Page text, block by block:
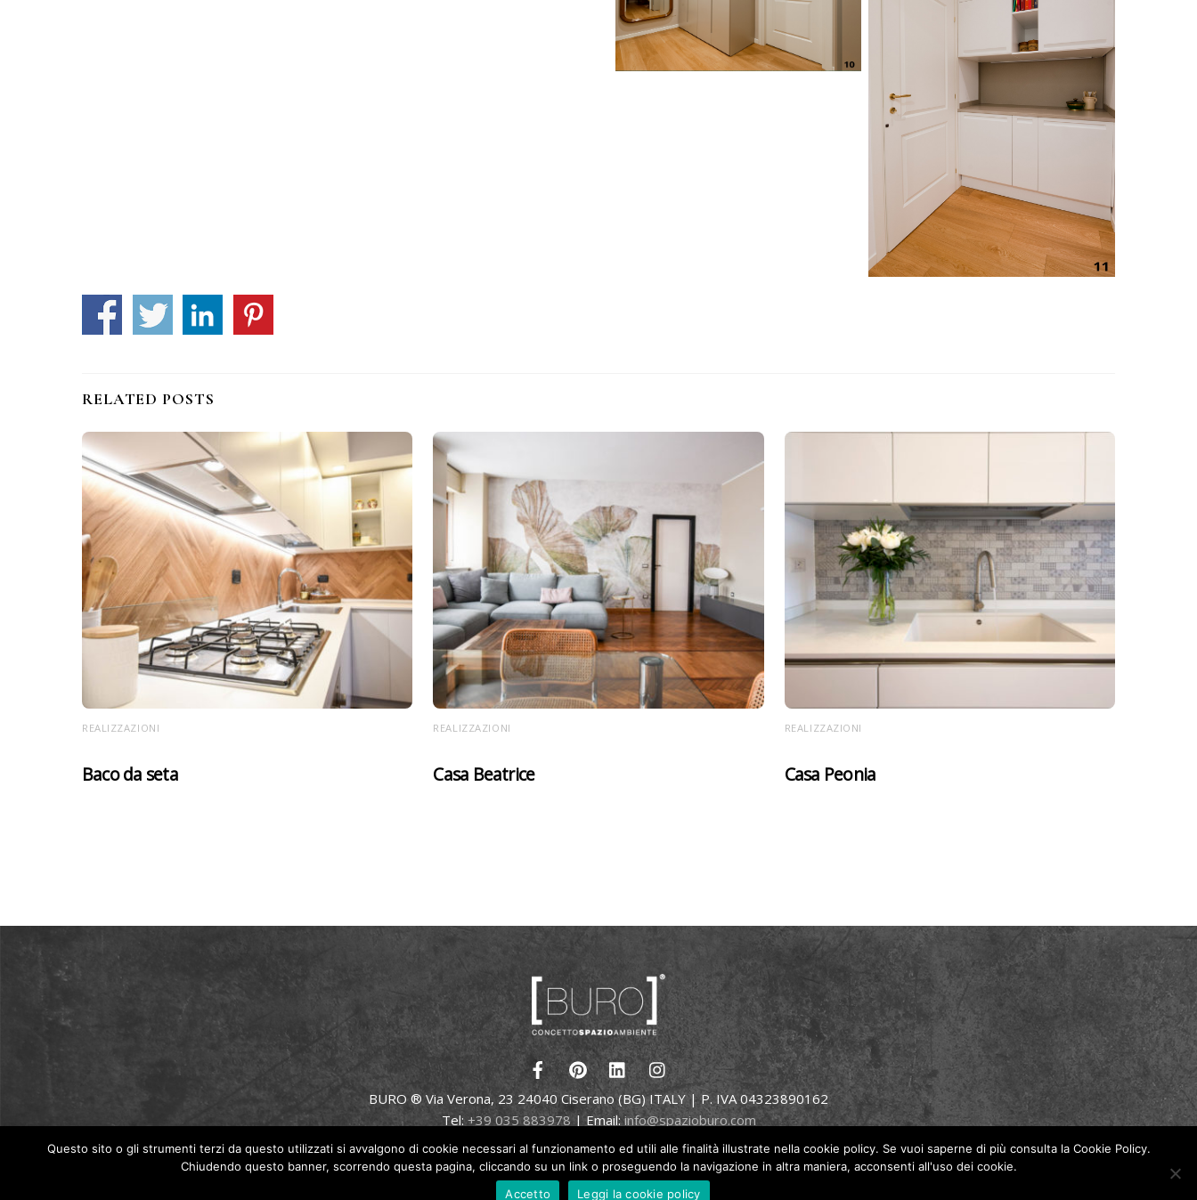
RELATED POSTS
REALIZZAZIONI
Baco da seta
REALIZZAZIONI
Casa Beatrice
REALIZZAZIONI
Casa Peonia
BURO ® Via Verona, 23 24040 Ciserano (BG) ITALY | P. IVA 04323890162
Tel:+39 035 883978 | Email:info@spazioburo.com
© 2025 Buro | All Rights Reserved
Questo sito o gli strumenti terzi da questo utilizzati si avvalgono di cookie necessari al funzionamento ed utili alle finalità illustrate nella cookie policy. Se vuoi saperne di più consulta la Cookie Policy.
Chiudendo questo banner, scorrendo questa pagina, cliccando su un link o proseguendo la navigazione in altra maniera, acconsenti all'uso dei cookie.
Accetto
Leggi la cookie policy